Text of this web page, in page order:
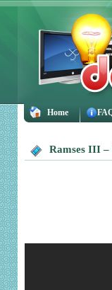
Home
Ramses III –